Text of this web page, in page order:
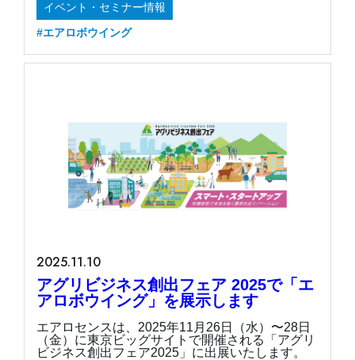
イベント・セミナー情報
#エアロボウイング
2025.11.10
アグリビジネス創出フェア 2025で「エ
アロボウイング」を展示します
エアロセンスは、2025年11月26日（水）〜28日
（金）に東京ビッグサイトで開催される「アグリ
ビジネス創出フェア2025」に出展いたします。